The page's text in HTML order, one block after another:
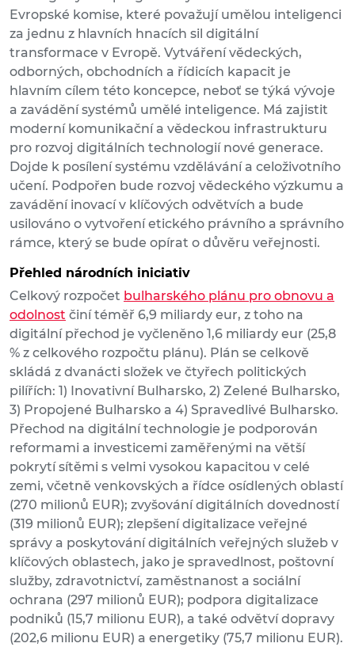
Evropské komise, které považují umělou inteligenci
za jednu z hlavních hnacích sil digitální
transformace v Evropě. Vytváření vědeckých,
odborných, obchodních a řídicích kapacit je
hlavním cílem této koncepce, neboť se týká vývoje
a zavádění systémů umělé inteligence. Má zajistit
moderní komunikační a vědeckou infrastrukturu
pro rozvoj digitálních technologií nové generace.
Dojde k posílení systému vzdělávání a celoživotního
učení. Podpořen bude rozvoj vědeckého výzkumu a
zavádění inovací v klíčových odvětvích a bude
usilováno o vytvoření etického právního a správního
rámce, který se bude opírat o důvěru veřejnosti.
Přehled národních iniciativ
Celkový rozpočet bulharského plánu pro obnovu a
odolnost činí téměř 6,9 miliardy eur, z toho na
digitální přechod je vyčleněno 1,6 miliardy eur (25,8
% z celkového rozpočtu plánu). Plán se celkově
skládá z dvanácti složek ve čtyřech politických
pilířích: 1) Inovativní Bulharsko, 2) Zelené Bulharsko,
3) Propojené Bulharsko a 4) Spravedlivé Bulharsko.
Přechod na digitální technologie je podporován
reformami a investicemi zaměřenými na větší
pokrytí sítěmi s velmi vysokou kapacitou v celé
zemi, včetně venkovských a řídce osídlených oblastí
(270 milionů EUR); zvyšování digitálních dovedností
(319 milionů EUR); zlepšení digitalizace veřejné
správy a poskytování digitálních veřejných služeb v
klíčových oblastech, jako je spravedlnost, poštovní
služby, zdravotnictví, zaměstnanost a sociální
ochrana (297 milionů EUR); podpora digitalizace
podniků (15,7 milionu EUR), a také odvětví dopravy
(202,6 milionu EUR) a energetiky (75,7 milionu EUR).